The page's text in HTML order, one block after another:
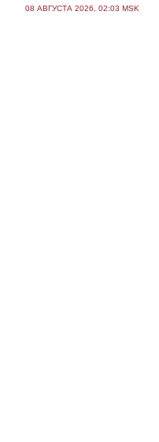
08 АВГУСТА 2026, 02:03 MSK